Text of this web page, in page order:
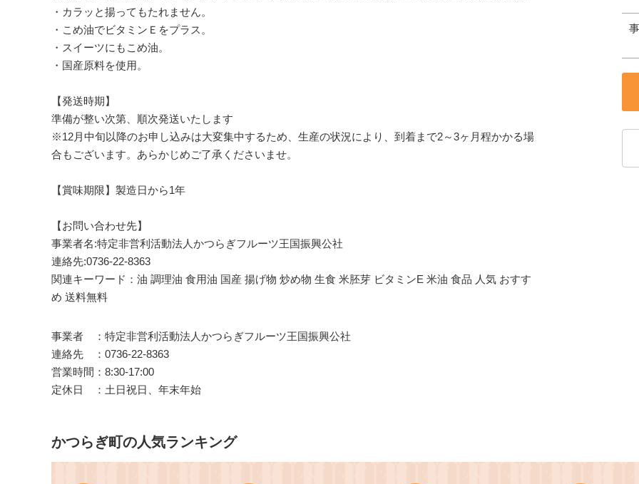
・カラッと揚ってもたれません。
・こめ油でビタミンＥをプラス。
・スイーツにもこめ油。
・国産原料を使用。
【発送時期】
準備が整い次第、順次発送いたします
※12月中旬以降のお申し込みは大変集中するため、生産の状況により、到着まで2～3ヶ月程かかる場
合もございます。あらかじめご了承くださいませ。
【賞味期限】製造日から1年
【お問い合わせ先】
事業者名:特定非営利活動法人かつらぎフルーツ王国振興公社
連絡先:0736-22-8363
関連キーワード：油 調理油 食用油 国産 揚げ物 炒め物 生食 米胚芽 ビタミンE 米油 食品 人気 おすす
め 送料無料
事業者 ：特定非営利活動法人かつらぎフルーツ王国振興公社
連絡先 ：0736-22-8363
営業時間：8:30-17:00
定休日 ：土日祝日、年末年始
かつらぎ町の人気ランキング